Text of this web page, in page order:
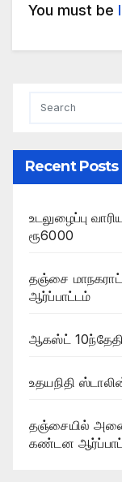
You must be
Recent Posts
உடலுழைப்பு
ரூ6000
தஞ்சை
ஆர்ப்பாட்டம்
ஆகஸ்ட்
உதயநிதி
தஞ்சையில்
கண்டன